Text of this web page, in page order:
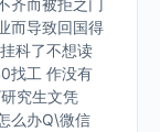
齐而被拒之门
而导致回国得
科了不想读
找工 作没有
究生文凭
么办Q\微信